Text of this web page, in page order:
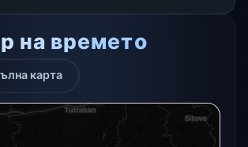
на времето
карта